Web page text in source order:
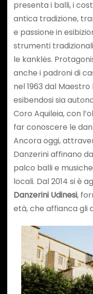
presenta i balli, i
antica tradizione,
e passione in
strumenti
le kanklės.
anche i padroni di
nel 1963 dal
esibendosi sia
Coro Aquileia, con
far conoscere le
Ancora oggi,
Danzerini affinano
palco balli e
locali. Dal 2014 si è
Danzerini Udinesi,
età, che affianca gli